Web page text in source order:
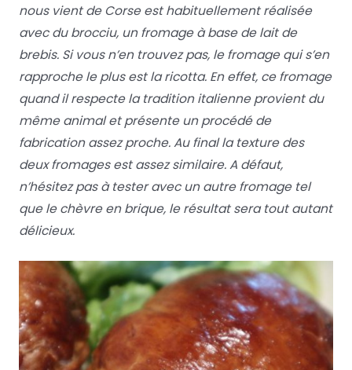
nous vient de Corse est habituellement réalisée
avec du brocciu, un fromage à base de lait de
brebis. Si vous n’en trouvez pas, le fromage qui s’en
rapproche le plus est la ricotta. En effet, ce fromage
quand il respecte la tradition italienne provient du
même animal et présente un procédé de
fabrication assez proche. Au final la texture des
deux fromages est assez similaire. A défaut,
n’hésitez pas à tester avec un autre fromage tel
que le chèvre en brique, le résultat sera tout autant
délicieux.